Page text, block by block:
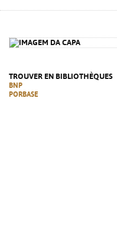
TROUVER EN BIBLIOTHÈQUES
BNP
PORBASE